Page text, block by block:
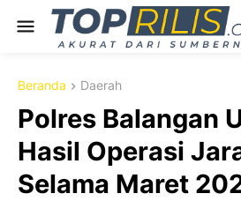
Beranda Daerah
Polres Balangan
Hasil Operasi
Selama Maret